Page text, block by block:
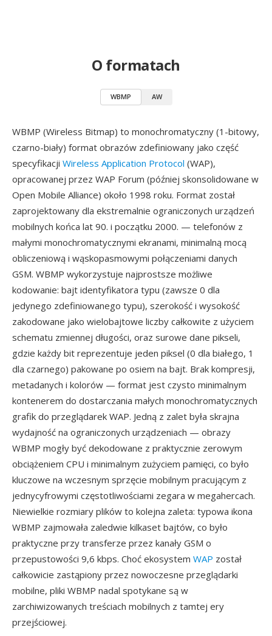
O formatach
WBMP AW
WBMP (Wireless Bitmap) to monochromatyczny (1-bitowy,
czarno-biały) format obrazów zdefiniowany jako część
specyfikacji Wireless Application Protocol (WAP),
opracowanej przez WAP Forum (później skonsolidowane w
Open Mobile Alliance) około 1998 roku. Format został
zaprojektowany dla ekstremalnie ograniczonych urządzeń
mobilnych końca lat 90. i początku 2000. — telefonów z
małymi monochromatycznymi ekranami, minimalną mocą
obliczeniową i wąskopasmowymi połączeniami danych
GSM. WBMP wykorzystuje najprostsze możliwe
kodowanie: bajt identyfikatora typu (zawsze 0 dla
jedynego zdefiniowanego typu), szerokość i wysokość
zakodowane jako wielobajtowe liczby całkowite z użyciem
schematu zmiennej długości, oraz surowe dane pikseli,
gdzie każdy bit reprezentuje jeden piksel (0 dla białego, 1
dla czarnego) pakowane po osiem na bajt. Brak kompresji,
metadanych i kolorów — format jest czysto minimalnym
kontenerem do dostarczania małych monochromatycznych
grafik do przeglądarek WAP. Jedną z zalet była skrajna
wydajność na ograniczonych urządzeniach — obrazy
WBMP mogły być dekodowane z praktycznie zerowym
obciążeniem CPU i minimalnym zużyciem pamięci, co było
kluczowe na wczesnym sprzęcie mobilnym pracującym z
jednycyfrowymi częstotliwościami zegara w megahercach.
Niewielkie rozmiary plików to kolejna zaleta: typowa ikona
WBMP zajmowała zaledwie kilkaset bajtów, co było
praktyczne przy transferze przez kanały GSM o
przepustowości 9,6 kbps. Choć ekosystem WAP został
całkowicie zastąpiony przez nowoczesne przeglądarki
mobilne, pliki WBMP nadal spotykane są w
zarchiwizowanych treściach mobilnych z tamtej ery
przejściowej.